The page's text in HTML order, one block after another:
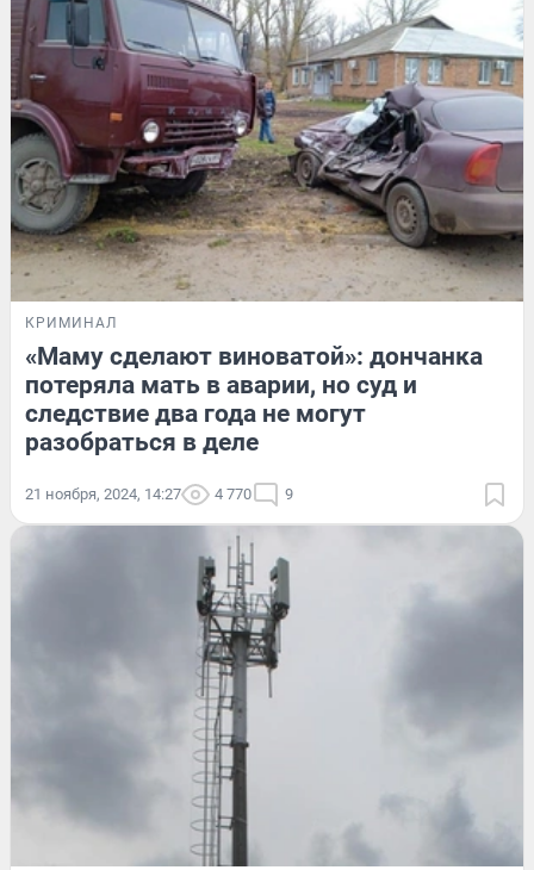
КРИМИНАЛ
«Маму сделают виноватой»: дончанка
потеряла мать в аварии, но суд и
следствие два года не могут
разобраться в деле
21 ноября, 2024, 14:27 4 770 9